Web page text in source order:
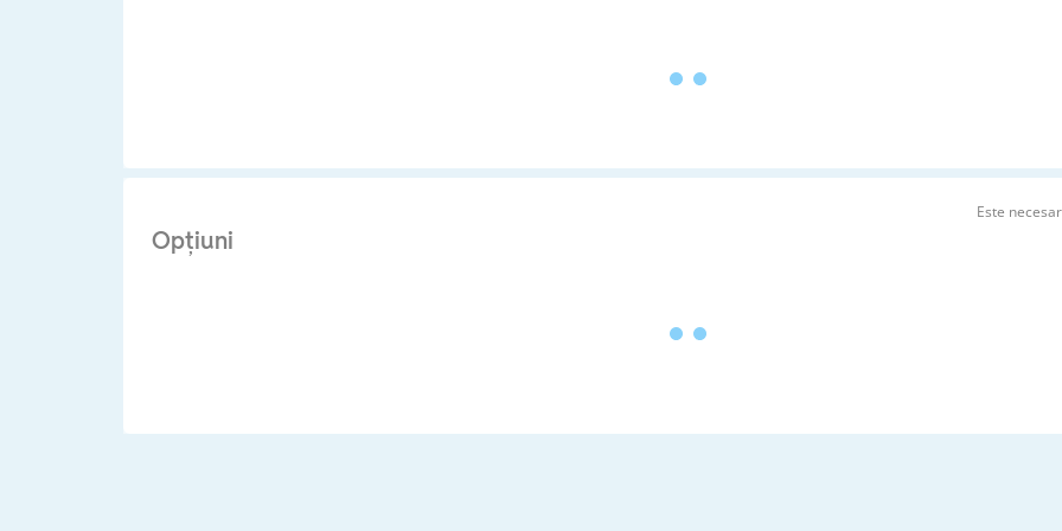
Este
Opţiuni